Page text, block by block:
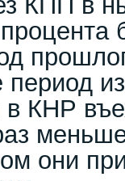
КНР
они